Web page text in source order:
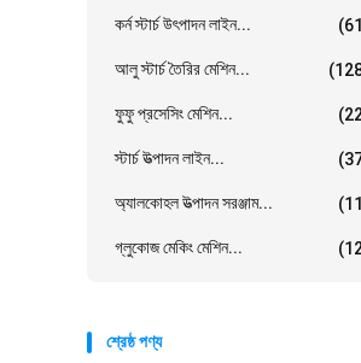
কর্ন স্টার্চ উৎপাদন লাইন...
আলু স্টার্চ তৈরির মেশিন...
ফুফু প্রসেসিং মেশিন...
স্টার্চ উত্পাদন লাইন...
অ্যালকোহল উত্পাদন সরঞ্জাম...
গ্লুকোজ মেকিং মেশিন...
শ্রেষ্ঠ পণ্য